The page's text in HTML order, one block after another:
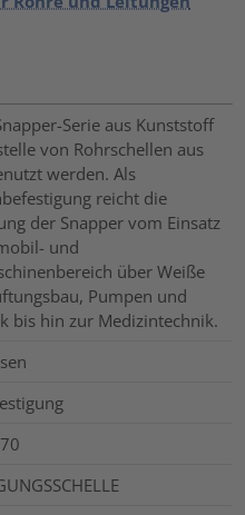
Serie aus Kunststoff
von Rohrschellen aus
werden. Als
reicht die
der Snapper vom Einsatz
und
über Weiße
Pumpen und
bis hin zur Medizintechnik.